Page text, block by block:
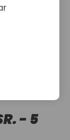
- 5